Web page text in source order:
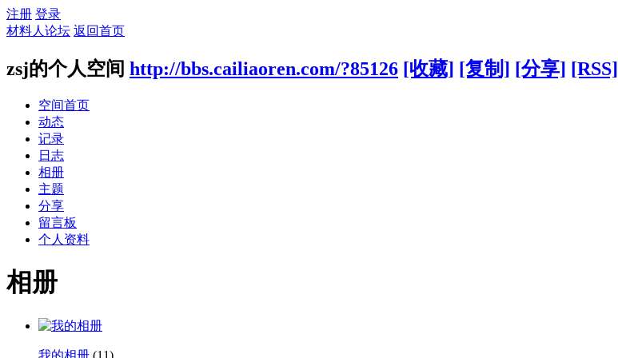
注册 登录
材料人论坛 返回首页
zsj的个人空间 http://bbs.cailiaoren.com/?85126 [收藏] [复制] [分享] [RSS]
空间首页
动态
记录
日志
相册
主题
分享
留言板
个人资料
相册
我的相册 (11)